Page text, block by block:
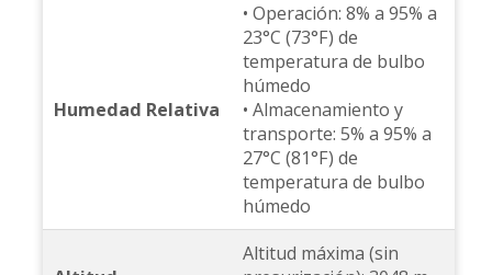
Humedad Relativa
• Operación: 8% a 95% a
23°C (73°F) de
temperatura de bulbo
húmedo
• Almacenamiento y
transporte: 5% a 95% a
27°C (81°F) de
temperatura de bulbo
húmedo
Altitud máxima (sin